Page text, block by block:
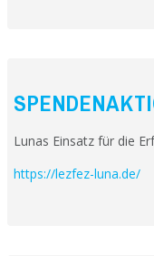
Lunas Einsatz für die
https://lezfez-luna.de/